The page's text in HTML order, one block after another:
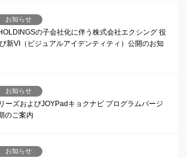
お知らせ
の子会社化に伴う株式会社エクシング 役
新VI（ビジュアルアイデンティティ）公開のお知
お知らせ
ーズおよびJOYPadキョクナビ プログラムバージ
のご案内
お知らせ